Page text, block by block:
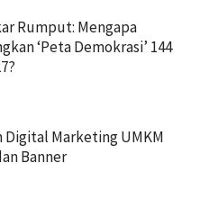
Rumput: Mengapa
‘Peta Demokrasi’ 144
Digital Marketing UMKM
Banner